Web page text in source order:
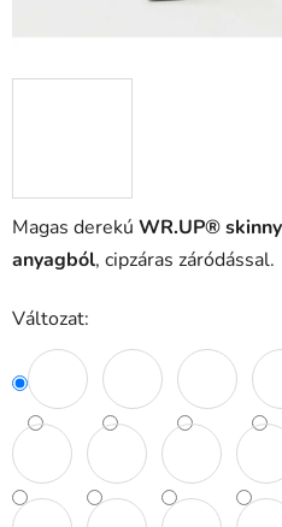
Magas derekú WR.UP®
anyagból, cipzáras záródással.
Változat: